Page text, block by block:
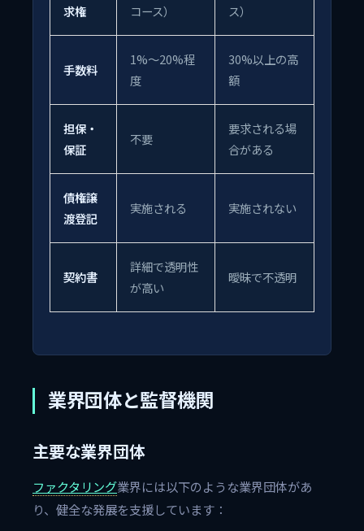
求権
コース）
ス）
手数料
1%～20%程
度
30%以上の高
額
担保・
保証
不要
要求される場
合がある
債権譲
渡登記
実施される 実施されない
契約書
詳細で透明性
が高い
曖昧で不透明
業界団体と監督機関
主要な業界団体
ファクタリング業界には以下のような業界団体があ
り、健全な発展を支援しています：